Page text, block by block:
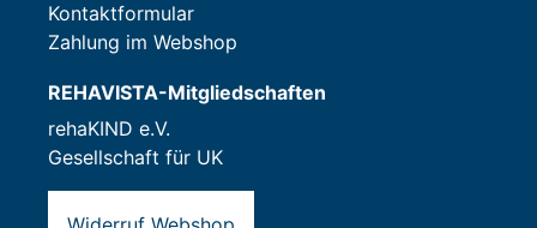
Kontaktformular
Zahlung im Webshop
REHAVISTA-Mitgliedschaften
rehaKIND e.V.
Gesellschaft für UK